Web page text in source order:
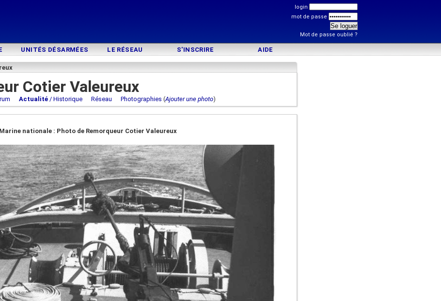
login
mot de passe
Mot de passe oublié ?
UNITÉS DÉSARMÉES LE RÉSEAU S'INSCRIRE AIDE
Cotier Valeureux
Actualité / Historique Réseau Photographies (Ajouter une photo)
Marine nationale : Photo de Remorqueur Cotier Valeureux